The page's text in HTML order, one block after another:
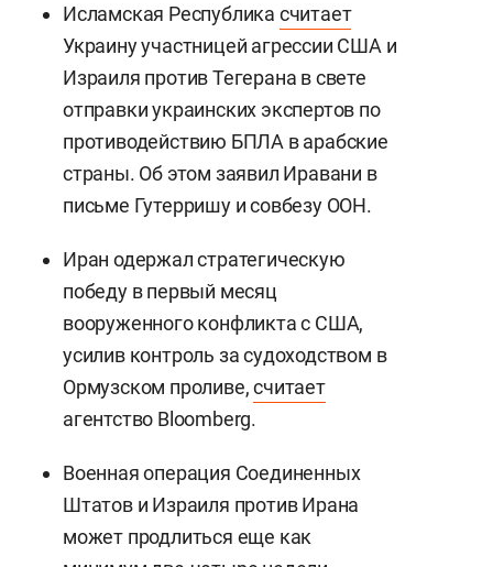
Исламская Республика считает
Украину участницей агрессии США и
Израиля против Тегерана в свете
отправки украинских экспертов по
противодействию БПЛА в арабские
страны. Об этом заявил Иравани в
письме Гутерришу и совбезу ООН.
Иран одержал стратегическую
победу в первый месяц
вооруженного конфликта с США,
усилив контроль за судоходством в
Ормузском проливе,считает
агентство Bloomberg.
Военная операция Соединенных
Штатов и Израиля против Ирана
может продлиться еще как